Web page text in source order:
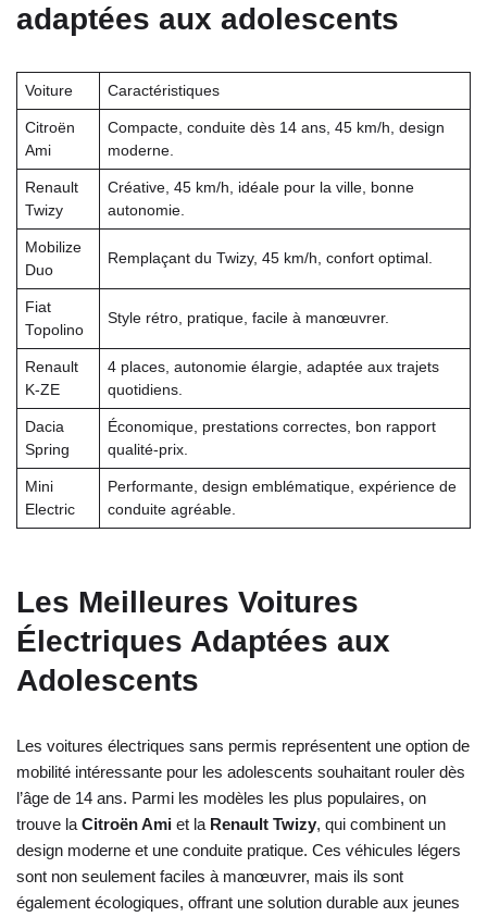
adaptées aux adolescents
Voiture Caractéristiques
Citroën
Ami
Compacte, conduite dès 14 ans, 45 km/h, design
moderne.
Renault
Twizy
Créative, 45 km/h, idéale pour la ville, bonne
autonomie.
Mobilize
Duo
Remplaçant du Twizy, 45 km/h, confort optimal.
Fiat
Topolino
Style rétro, pratique, facile à manœuvrer.
Renault
K-ZE
4 places, autonomie élargie, adaptée aux trajets
quotidiens.
Dacia
Spring
Économique, prestations correctes, bon rapport
qualité-prix.
Mini
Electric
Performante, design emblématique, expérience de
conduite agréable.
Les Meilleures Voitures
Électriques Adaptées aux
Adolescents
Les voitures électriques sans permis représentent une option de
mobilité intéressante pour les adolescents souhaitant rouler dès
l’âge de 14 ans. Parmi les modèles les plus populaires, on
trouve la Citroën Ami et la Renault Twizy, qui combinent un
design moderne et une conduite pratique. Ces véhicules légers
sont non seulement faciles à manœuvrer, mais ils sont
également écologiques, offrant une solution durable aux jeunes